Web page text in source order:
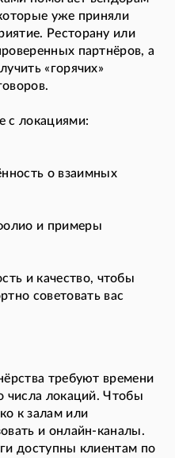
уже приняли
Ресторану или
партнёров, а
«горячих»
с локациями:
о взаимных
и примеры
и качество, чтобы
советовать вас
требуют времени
числа локаций. Чтобы
к залам или
и онлайн-каналы.
доступны клиентам по